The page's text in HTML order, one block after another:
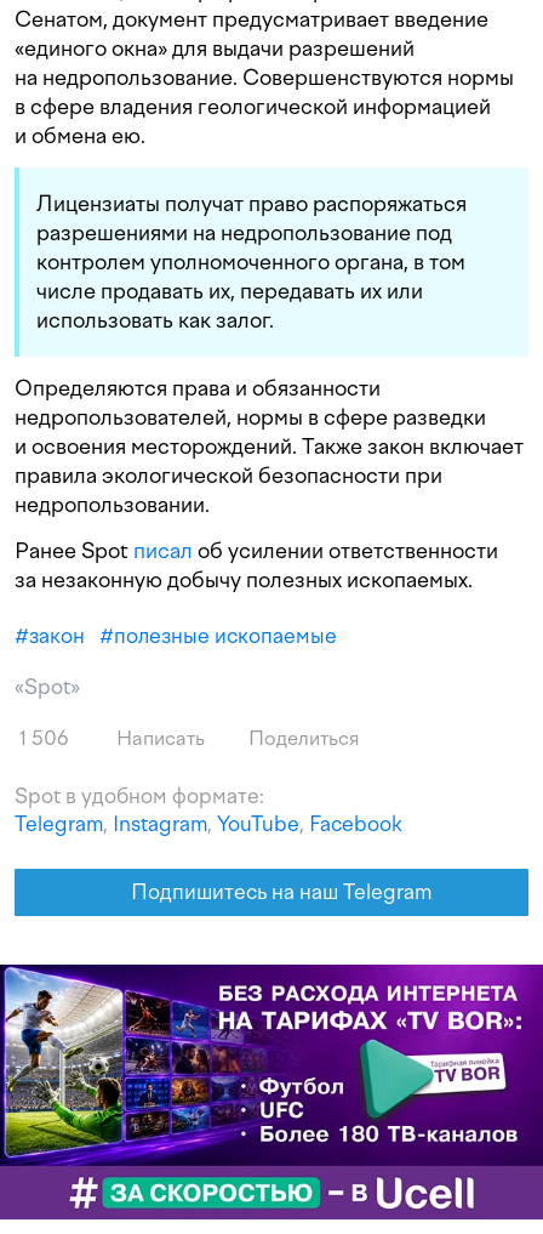
Сенатом, документ предусматривает введение
«единого окна» для выдачи разрешений
на недропользование. Совершенствуются нормы
в сфере владения геологической информацией
и обмена ею.
Лицензиаты получат право распоряжаться
разрешениями на недропользование под
контролем уполномоченного органа, в том
числе продавать их, передавать их или
использовать как залог.
Определяются права и обязанности
недропользователей, нормы в сфере разведки
и освоения месторождений. Также закон включает
правила экологической безопасности при
недропользовании.
Ранее Spot писал об усилении ответственности
за незаконную добычу полезных ископаемых.
#закон #полезные ископаемые
«Spot»
1 506 Написать Поделиться
Spot в удобном формате:
Telegram, Instagram, YouTube, Facebook
Подпишитесь на наш Telegram